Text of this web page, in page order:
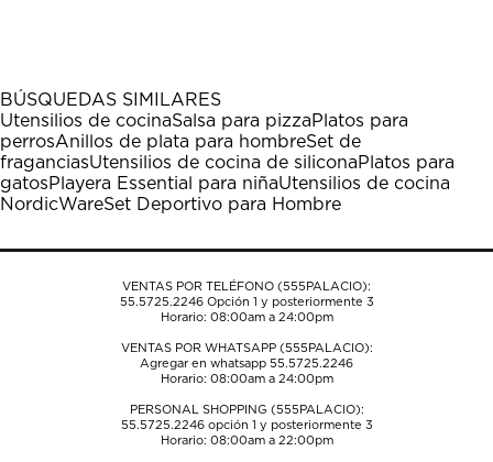
1
estrella
Esta
acción
abrirá
el
formulario
envío.
estrellas.
Esta
acción
abrirá
el
formulario
envío.
estrellas.
Esta
acción
abrirá
el
formulario
envío.
estrellas.
Esta
acción
abrirá
el
formulario
envío.
estrellas.
Esta
acción
abrirá
el
formulario
envío.
BÚSQUEDAS SIMILARES
Utensilios de cocinaSalsa para pizzaPlatos para
perrosAnillos de plata para hombreSet de
fraganciasUtensilios de cocina de siliconaPlatos para
gatosPlayera Essential para niñaUtensilios de cocina
NordicWareSet Deportivo para Hombre
VENTAS POR TELÉFONO (555PALACIO):
55.5725.2246Opción 1 y posteriormente 3
Horario: 08:00am a 24:00pm
VENTAS POR WHATSAPP (555PALACIO):
Agregar en whatsapp 55.5725.2246
Horario: 08:00am a 24:00pm
PERSONAL SHOPPING (555PALACIO):
55.5725.2246opción 1 y posteriormente 3
Horario: 08:00am a 22:00pm